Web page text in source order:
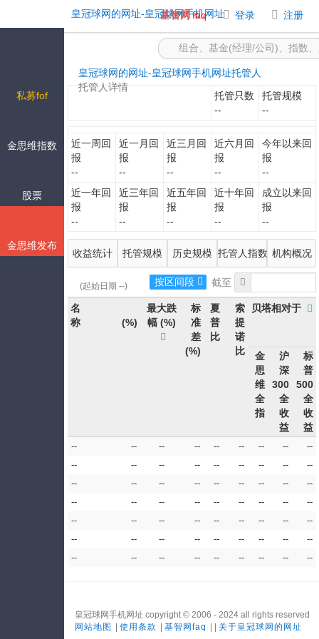
-皇冠球网的网址
私募fof
金思维指数
股票
金思维发布
皇冠球网的网址-皇冠球网手机网址
基智网faq 登录 注册
皇冠球网的网址-皇冠球网手机网址托管人
托管人详情
托管只数
--
托管规模
--
近一周回
报
--
近一月回
报
--
近三月回
报
--
近六月回
报
--
今年以来回
报
--
近一年回
报
--
近三年回
报
--
近五年回
报
--
近十年回
报
--
成立以来回
报
--
收益统计 托管规模 历史规模 托管人指数 机构概况
(起始日期 --) 按区间段
名
称
(%)
最大跌
幅(%)
标
准
差
(%)
夏
普
比
索
提
诺
比
贝塔相对于
金
思
维
全
指
沪
深
300
全
收
益
标
普
500
全
收
益
-- -- -- -- -- -- -- --
--
--
-- -- -- -- -- -- --
--
--
-- -- -- -- -- -- --
--
--
-- -- -- -- -- -- --
--
--
-- -- -- -- -- -- --
--
--
-- -- -- -- -- -- --
--
--
-- -- -- -- -- -- -- --
皇冠球网手机网址 copyright © 2006 - 2024 all rights reserved
网站地图
使用条款 基智网faq 关于皇冠球网的网址